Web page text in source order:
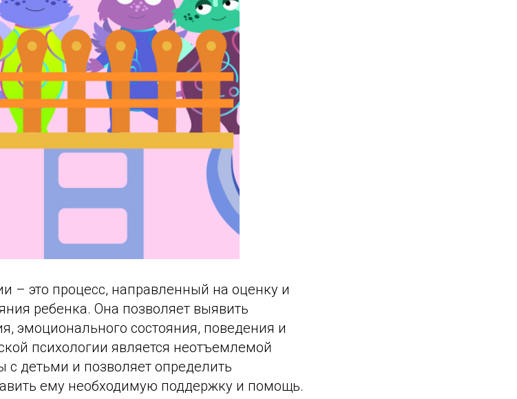
– это процесс, направленный на оценку и
ребенка. Она позволяет выявить
эмоционального состояния, поведения и
психологии является неотъемлемой
с детьми и позволяет определить
ему необходимую поддержку и помощь.